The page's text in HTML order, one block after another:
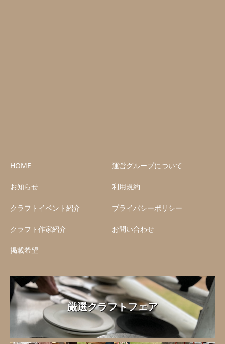
HOME
お知らせ
クラフトイベント紹介
クラフト作家紹介
掲載希望
運営グループについて
利用規約
プライバシーポリシー
お問い合わせ
厳選クラフトフェア